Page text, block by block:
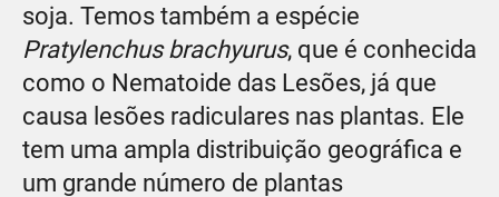
soja. Temos também a espécie
Pratylenchus brachyurus, que é conhecida
como o Nematoide das Lesões, já que
causa lesões radiculares nas plantas. Ele
tem uma ampla distribuição geográfica e
um grande número de plantas